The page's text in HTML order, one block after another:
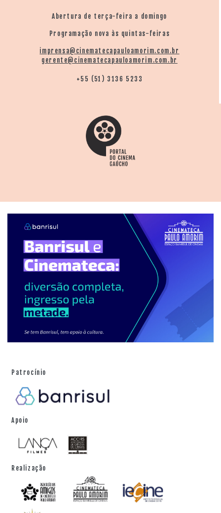
Abertura de terça-feira a domingo
Programação nova às quintas-feiras
imprensa@cinematecapauloamorim.com.br
gerente@cinematecapauloamorim.com.br
+55 (51) 3136 5233
Patrocínio
Apoio
Realização